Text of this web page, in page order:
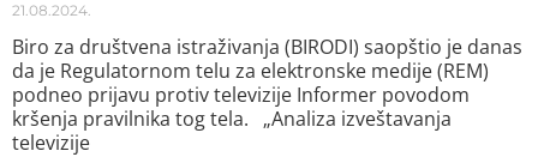
21.08.2024.
Biro za društvena istraživanja (BIRODI) saopštio je danas
da je Regulatornom telu za elektronske medije (REM)
podneo prijavu protiv televizije Informer povodom
kršenja pravilnika tog tela. „Analiza izveštavanja
televizije